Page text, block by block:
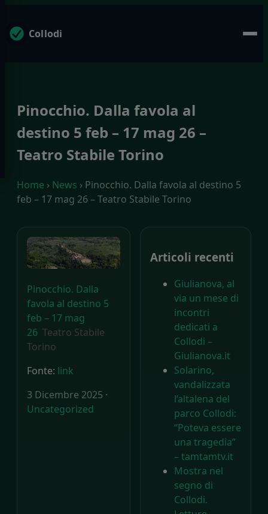
Collodi
Pinocchio. Dalla favola al
destino 5 feb – 17 mag 26 –
Teatro Stabile Torino
Home › News › Pinocchio. Dalla favola al destino 5
feb – 17 mag 26 – Teatro Stabile Torino
Pinocchio. Dalla
favola al destino 5
feb – 17 mag
26 Teatro Stabile
Torino
Fonte: link
3 Dicembre 2025 ·
Uncategorized
Articoli recenti
Giulianova, al
via un mese di
incontri
dedicati a
Collodi –
Giulianova.it
Solarino,
vandalizzata
l’altalena del
parco Collodi:
“Poteva essere
una tragedia”
– tamtamtv.it
Mostra nel
segno di
Collodi.